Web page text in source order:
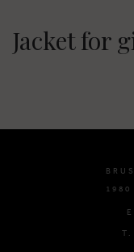
Jacket for
1980